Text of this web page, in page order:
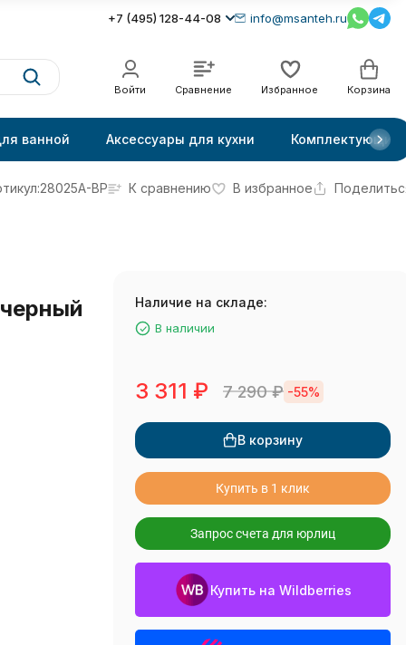
+7 (495) 128-44-08 info@msanteh.ru
Войти Сравнение Избранное Корзина
ванной Аксессуары для кухни Комплектующие
28025A-BP К сравнению В избранное
Наличие на складе:
В наличии
3 311 ₽ 7 290₽ -55%
В корзину
Купить в 1 клик
Запрос счета для юрлиц
Купить на Wildberries